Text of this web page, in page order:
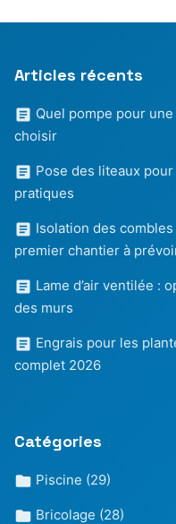
Articles récents
Quel pompe pour
choisir
Pose des liteaux
pratiques
Isolation des
premier chantier à
Lame d’air ventilée :
des murs
Engrais pour les
complet 2026
Catégories
Piscine (29)
Bricolage (28)